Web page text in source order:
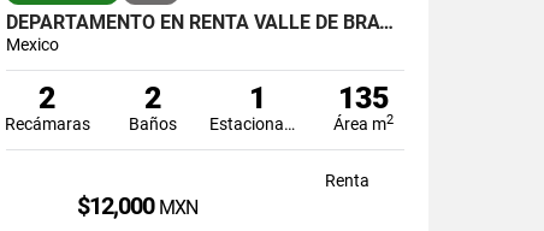
DEPARTAMENTO EN RENTA VALLE DE BRAVO
Mexico
2
Recámaras
2
Baños
1
Estacionamiento
135
Área m2
Renta
$12,000 MXN